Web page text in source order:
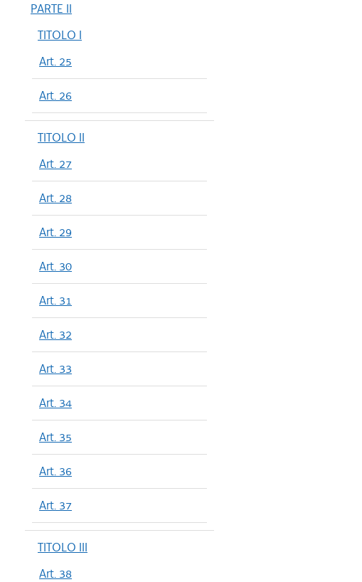
PARTE II
TITOLO I
Art. 25
Art. 26
TITOLO II
Art. 27
Art. 28
Art. 29
Art. 30
Art. 31
Art. 32
Art. 33
Art. 34
Art. 35
Art. 36
Art. 37
TITOLO III
Art. 38